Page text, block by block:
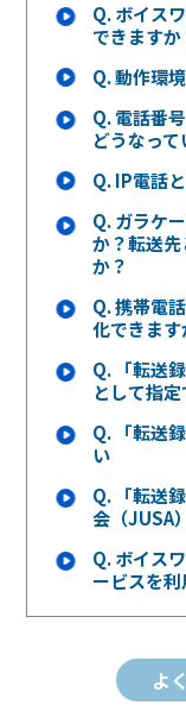
Q.ボイス
できますか
Q.動作環
Q.電話番
どうなって
Q.IP電話
Q.ガラケ
か？転送
か？
Q.携帯電
化できます
Q. 「転送
として指
Q. 「転送
い
Q. 「転送
会（JUSA
Q.ボイス
ービスを
よ